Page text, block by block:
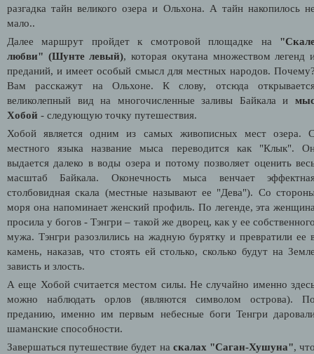
разгадка тайн великого озера и Ольхона. А тайн накопилось
мало..
Далее маршрут пройдет к смотровой площадке на
любви" (Шунте левый), которая окутана множеством легенд
преданий, и имеет особый смысл для местных народов.
Вам расскажут на Ольхоне. К слову, отсюда
великолепный вид на многочисленные заливы Байкала и
Хобой - следующую точку путешествия.
Хобой является одним из самых живописных мест озера.
местного языка название мыса переводится как "Клык".
выдается далеко в воды озера и потому позволяет оценить
масштаб Байкала. Оконечность мыса венчает
столбовидная скала (местные называют ее "Дева"). Со
моря она напоминает женский профиль. По легенде, эта
просила у богов - Тэнгри – такой же дворец, как у ее
мужа. Тэнгри разозлились на жадную бурятку и превратили ее
камень, наказав, что стоять ей столько, сколько будут на
зависть и злость.
А еще Хобой считается местом силы. Не случайно именно
можно наблюдать орлов (являются символом острова).
преданию, именно им первым небесные боги Тенгри
шаманские способности.
Завершаться путешествие будет на скалах "Саган-Хушуна",